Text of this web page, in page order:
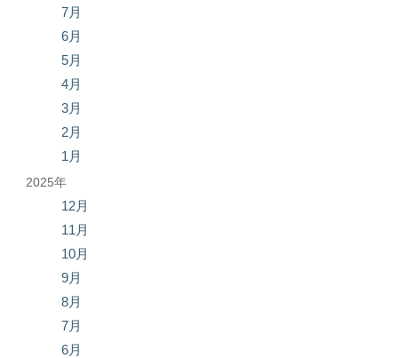
7月
6月
5月
4月
3月
2月
1月
2025年
12月
11月
10月
9月
8月
7月
6月